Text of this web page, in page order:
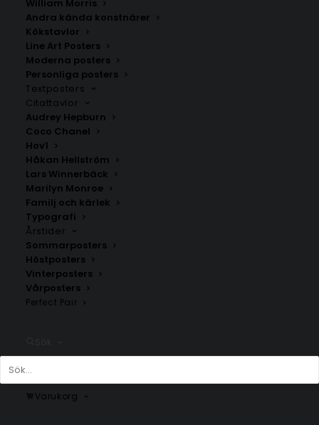
William Morris
Andra kända konstnärer
Kökstavlor
Line Art Posters
Moderna posters
Personliga posters
Textposters
Citattavlor
Audrey Hepburn
Coco Chanel
Hov1
Håkan Hellström
Lars Winnerbäck
Marilyn Monroe
Familj och kärlek
Typografi
Årstider
Sommarposters
Höstposters
Vinterposters
Vårposters
Perfect Pair
Varukorg
Relax Poster #4
Fr.159.00kr
Fr.159.00